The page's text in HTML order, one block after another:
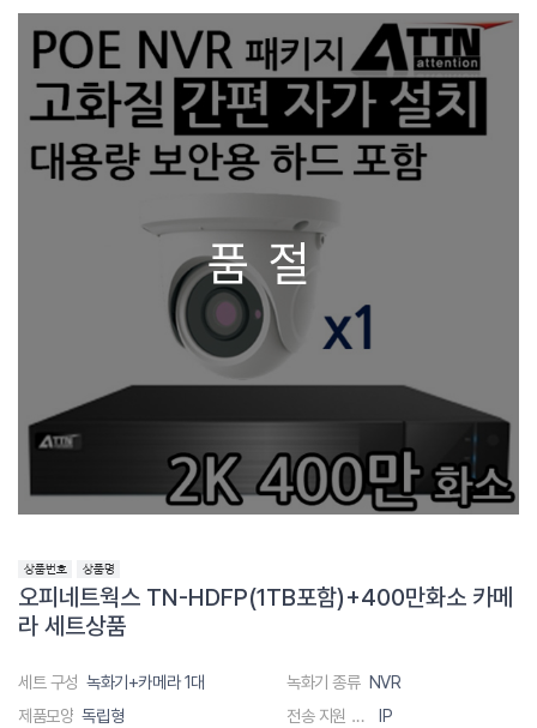
품절
오피네트웍스 TN-HDFP(1TB포함)+400만화소 카메
라 세트상품
세트 구성 녹화기+카메라 1대 녹화기 종류 NVR
제품모양 독립형 전송 지원 방식 IP